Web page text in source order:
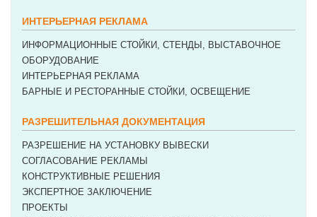
ИНТЕРЬЕРНАЯ РЕКЛАМА
ИНФОРМАЦИОННЫЕ СТОЙКИ, СТЕНДЫ, ВЫСТАВОЧНОЕ
ОБОРУДОВАНИЕ
ИНТЕРЬЕРНАЯ РЕКЛАМА
БАРНЫЕ И РЕСТОРАННЫЕ СТОЙКИ, ОСВЕЩЕНИЕ
РАЗРЕШИТЕЛЬНАЯ ДОКУМЕНТАЦИЯ
РАЗРЕШЕНИЕ НА УСТАНОВКУ ВЫВЕСКИ
СОГЛАСОВАНИЕ РЕКЛАМЫ
КОНСТРУКТИВНЫЕ РЕШЕНИЯ
ЭКСПЕРТНОЕ ЗАКЛЮЧЕНИЕ
ПРОЕКТЫ